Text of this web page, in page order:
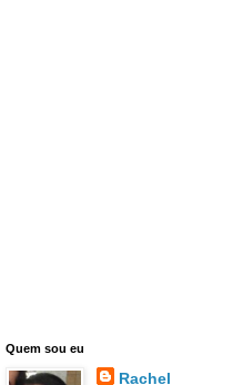
Quem sou eu
Rachel